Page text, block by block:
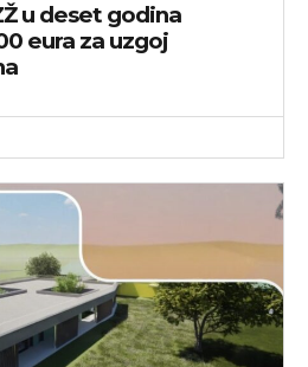
u deset godina
eura za uzgoj